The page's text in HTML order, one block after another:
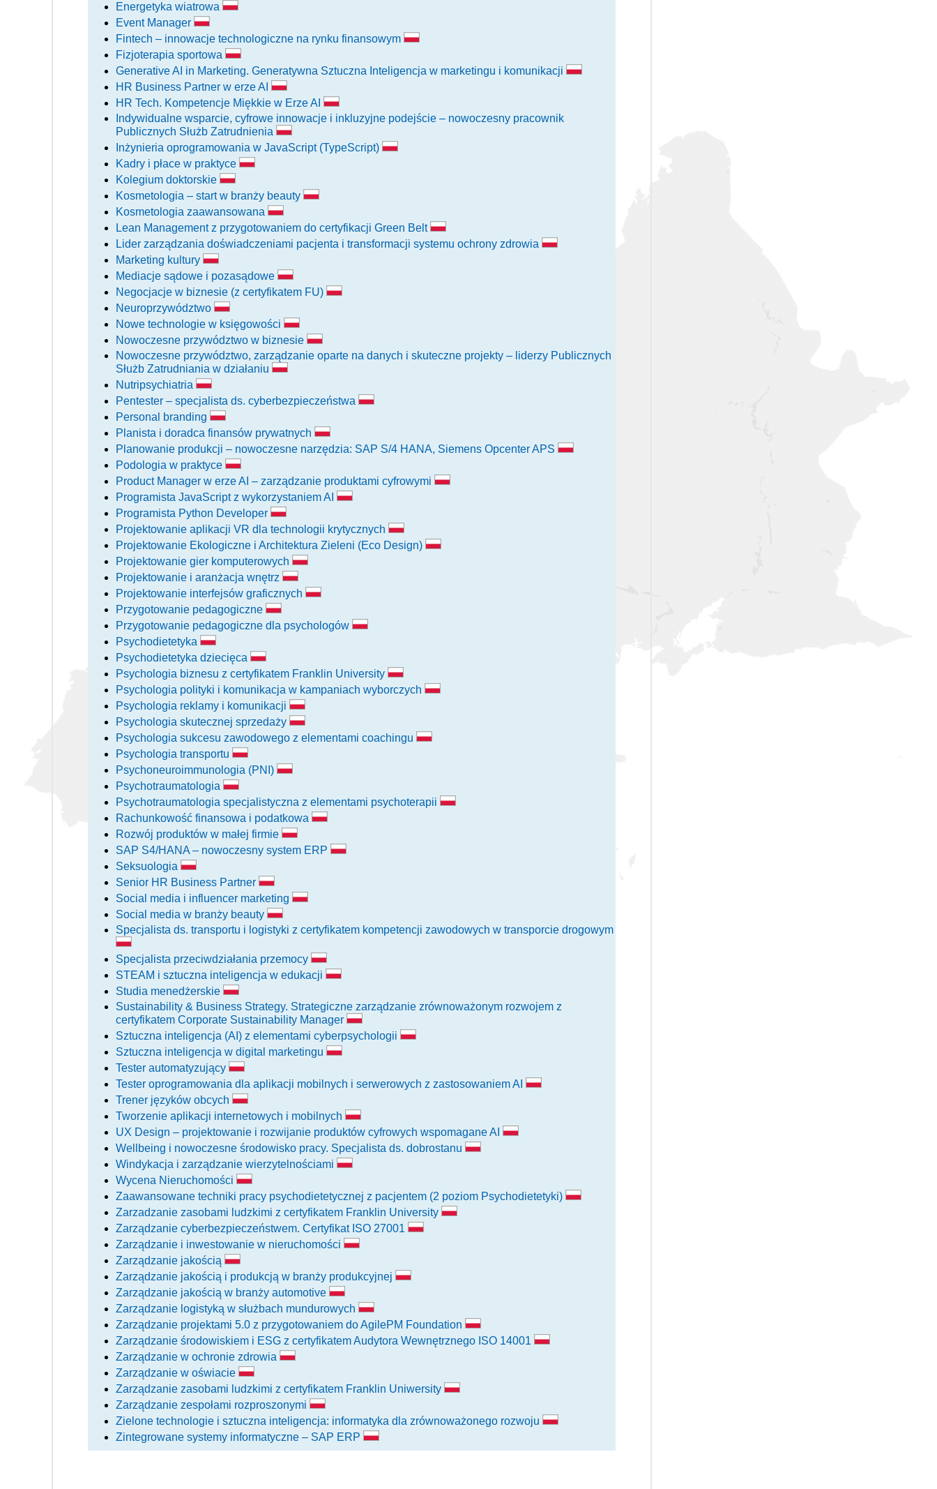
Energetyka wiatrowa
Event Manager
Fintech – innowacje technologiczne na rynku finansowym
Fizjoterapia sportowa
Generative AI in Marketing. Generatywna Sztuczna Inteligencja w marketingu i komunikacji
HR Business Partner w erze AI
HR Tech. Kompetencje Miękkie w Erze AI
Indywidualne wsparcie, cyfrowe innowacje i inkluzyjne podejście – nowoczesny pracownik
Publicznych Służb Zatrudnienia
Inżynieria oprogramowania w JavaScript (TypeScript)
Kadry i płace w praktyce
Kolegium doktorskie
Kosmetologia – start w branży beauty
Kosmetologia zaawansowana
Lean Management z przygotowaniem do certyfikacji Green Belt
Lider zarządzania doświadczeniami pacjenta i transformacji systemu ochrony zdrowia
Marketing kultury
Mediacje sądowe i pozasądowe
Negocjacje w biznesie (z certyfikatem FU)
Neuroprzywództwo
Nowe technologie w księgowości
Nowoczesne przywództwo w biznesie
Nowoczesne przywództwo, zarządzanie oparte na danych i skuteczne projekty – liderzy Publicznych
Służb Zatrudniania w działaniu
Nutripsychiatria
Pentester – specjalista ds. cyberbezpieczeństwa
Personal branding
Planista i doradca finansów prywatnych
Planowanie produkcji – nowoczesne narzędzia: SAP S/4 HANA, Siemens Opcenter APS
Podologia w praktyce
Product Manager w erze AI – zarządzanie produktami cyfrowymi
Programista JavaScript z wykorzystaniem AI
Programista Python Developer
Projektowanie aplikacji VR dla technologii krytycznych
Projektowanie Ekologiczne i Architektura Zieleni (Eco Design)
Projektowanie gier komputerowych
Projektowanie i aranżacja wnętrz
Projektowanie interfejsów graficznych
Przygotowanie pedagogiczne
Przygotowanie pedagogiczne dla psychologów
Psychodietetyka
Psychodietetyka dziecięca
Psychologia biznesu z certyfikatem Franklin University
Psychologia polityki i komunikacja w kampaniach wyborczych
Psychologia reklamy i komunikacji
Psychologia skutecznej sprzedaży
Psychologia sukcesu zawodowego z elementami coachingu
Psychologia transportu
Psychoneuroimmunologia (PNI)
Psychotraumatologia
Psychotraumatologia specjalistyczna z elementami psychoterapii
Rachunkowość finansowa i podatkowa
Rozwój produktów w małej firmie
SAP S4/HANA – nowoczesny system ERP
Seksuologia
Senior HR Business Partner
Social media i influencer marketing
Social media w branży beauty
Specjalista ds. transportu i logistyki z certyfikatem kompetencji zawodowych w transporcie drogowym
Specjalista przeciwdziałania przemocy
STEAM i sztuczna inteligencja w edukacji
Studia menedżerskie
Sustainability & Business Strategy. Strategiczne zarządzanie zrównoważonym rozwojem z
certyfikatem Corporate Sustainability Manager
Sztuczna inteligencja (AI) z elementami cyberpsychologii
Sztuczna inteligencja w digital marketingu
Tester automatyzujący
Tester oprogramowania dla aplikacji mobilnych i serwerowych z zastosowaniem AI
Trener języków obcych
Tworzenie aplikacji internetowych i mobilnych
UX Design – projektowanie i rozwijanie produktów cyfrowych wspomagane AI
Wellbeing i nowoczesne środowisko pracy. Specjalista ds. dobrostanu
Windykacja i zarządzanie wierzytelnościami
Wycena Nieruchomości
Zaawansowane techniki pracy psychodietetycznej z pacjentem (2 poziom Psychodietetyki)
Zarzadzanie zasobami ludzkimi z certyfikatem Franklin University
Zarządzanie cyberbezpieczeństwem. Certyfikat ISO 27001
Zarządzanie i inwestowanie w nieruchomości
Zarządzanie jakością
Zarządzanie jakością i produkcją w branży produkcyjnej
Zarządzanie jakością w branży automotive
Zarządzanie logistyką w służbach mundurowych
Zarządzanie projektami 5.0 z przygotowaniem do AgilePM Foundation
Zarządzanie środowiskiem i ESG z certyfikatem Audytora Wewnętrznego ISO 14001
Zarządzanie w ochronie zdrowia
Zarządzanie w oświacie
Zarządzanie zasobami ludzkimi z certyfikatem Franklin Uniwersity
Zarządzanie zespołami rozproszonymi
Zielone technologie i sztuczna inteligencja: informatyka dla zrównoważonego rozwoju
Zintegrowane systemy informatyczne – SAP ERP